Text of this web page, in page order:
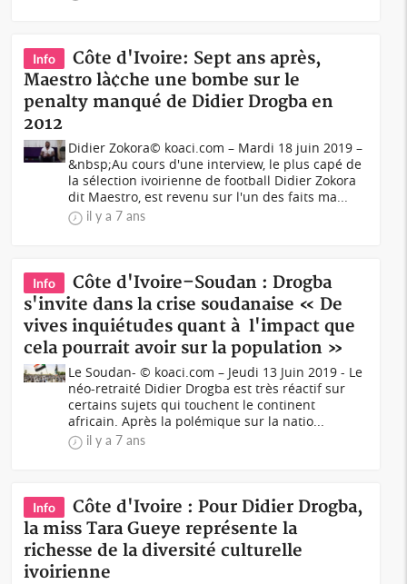
Info
Côte d'Ivoire: Sept ans après,
Maestro là¢che une bombe sur le
penalty manqué de Didier Drogba en
2012
Didier Zokora© koaci.com – Mardi 18 juin 2019 –
&nbsp;Au cours d'une interview, le plus capé de
la sélection ivoirienne de football Didier Zokora
dit Maestro, est revenu sur l'un des faits ma...
il y a 7 ans
Info
Côte d'Ivoire–Soudan : Drogba
s'invite dans la crise soudanaise « De
vives inquiétudes quant à l'impact que
cela pourrait avoir sur la population »
Le Soudan- © koaci.com – Jeudi 13 Juin 2019 - Le
néo-retraité Didier Drogba est très réactif sur
certains sujets qui touchent le continent
africain. Après la polémique sur la natio...
il y a 7 ans
Info
Côte d'Ivoire : Pour Didier Drogba,
la miss Tara Gueye représente la
richesse de la diversité culturelle
ivoirienne